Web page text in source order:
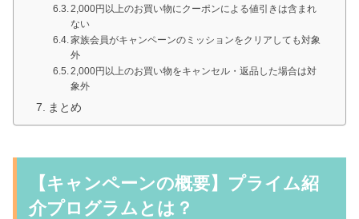
2,000円以上のお買い物にクーポンによる値引きは含まれ
ない
家族会員がキャンペーンのミッションをクリアしても対象
外
2,000円以上のお買い物をキャンセル・返品した場合は対
象外
まとめ
【キャンペーンの概要】プライム紹
介プログラムとは？